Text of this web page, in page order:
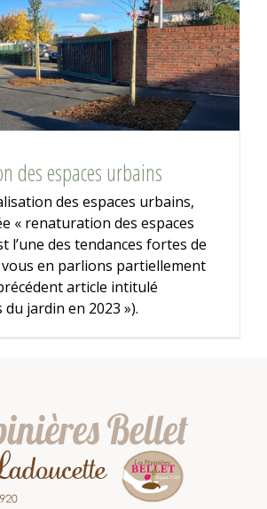
des espaces urbains
des espaces urbains,
« renaturation des espaces
l’une des tendances fortes de
vous en parlions partiellement
article intitulé
du jardin en 2023 »).